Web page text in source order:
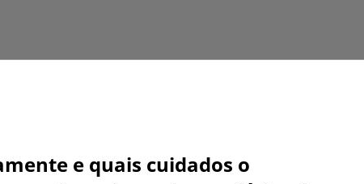
e quais cuidados o